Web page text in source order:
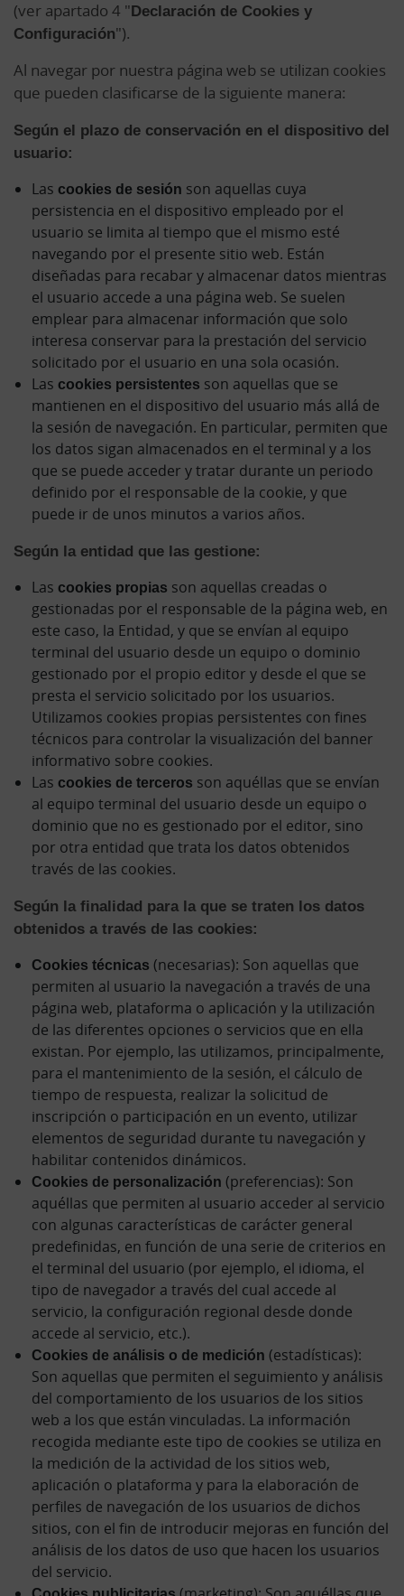
(ver apartado 4 "Declaración de Cookies y
Configuración").
Al navegar por nuestra página web se utilizan cookies
que pueden clasificarse de la siguiente manera:
Según el plazo de conservación en el dispositivo del
usuario:
Las cookies de sesión son aquellas cuya
persistencia en el dispositivo empleado por el
usuario se limita al tiempo que el mismo esté
navegando por el presente sitio web. Están
diseñadas para recabar y almacenar datos mientras
el usuario accede a una página web. Se suelen
emplear para almacenar información que solo
interesa conservar para la prestación del servicio
solicitado por el usuario en una sola ocasión.
Las cookies persistentes son aquellas que se
mantienen en el dispositivo del usuario más allá de
la sesión de navegación. En particular, permiten que
los datos sigan almacenados en el terminal y a los
que se puede acceder y tratar durante un periodo
definido por el responsable de la cookie, y que
puede ir de unos minutos a varios años.
Según la entidad que las gestione:
Las cookies propias son aquellas creadas o
gestionadas por el responsable de la página web, en
este caso, la Entidad, y que se envían al equipo
terminal del usuario desde un equipo o dominio
gestionado por el propio editor y desde el que se
presta el servicio solicitado por los usuarios.
Utilizamos cookies propias persistentes con fines
técnicos para controlar la visualización del banner
informativo sobre cookies.
Las cookies de terceros son aquéllas que se envían
al equipo terminal del usuario desde un equipo o
dominio que no es gestionado por el editor, sino
por otra entidad que trata los datos obtenidos
través de las cookies.
Según la finalidad para la que se traten los datos
obtenidos a través de las cookies:
Cookies técnicas (necesarias): Son aquellas que
permiten al usuario la navegación a través de una
página web, plataforma o aplicación y la utilización
de las diferentes opciones o servicios que en ella
existan. Por ejemplo, las utilizamos, principalmente,
para el mantenimiento de la sesión, el cálculo de
tiempo de respuesta, realizar la solicitud de
inscripción o participación en un evento, utilizar
elementos de seguridad durante tu navegación y
habilitar contenidos dinámicos.
Cookies de personalización (preferencias): Son
aquéllas que permiten al usuario acceder al servicio
con algunas características de carácter general
predefinidas, en función de una serie de criterios en
el terminal del usuario (por ejemplo, el idioma, el
tipo de navegador a través del cual accede al
servicio, la configuración regional desde donde
accede al servicio, etc.).
Cookies de análisis o de medición (estadísticas):
Son aquellas que permiten el seguimiento y análisis
del comportamiento de los usuarios de los sitios
web a los que están vinculadas. La información
recogida mediante este tipo de cookies se utiliza en
la medición de la actividad de los sitios web,
aplicación o plataforma y para la elaboración de
perfiles de navegación de los usuarios de dichos
sitios, con el fin de introducir mejoras en función del
análisis de los datos de uso que hacen los usuarios
del servicio.